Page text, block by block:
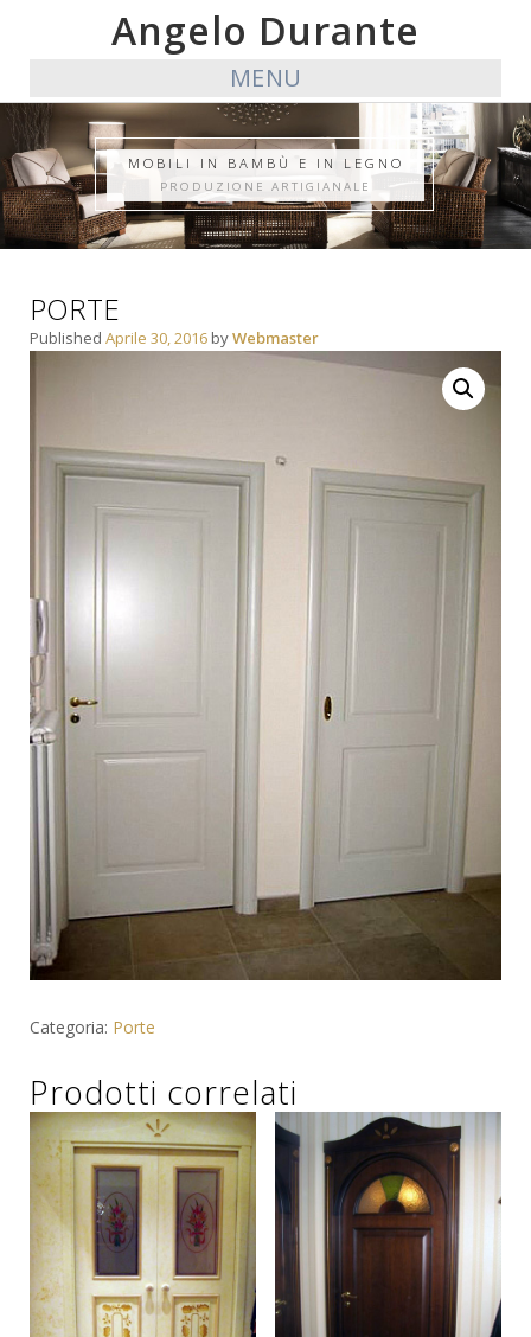
Angelo Durante
MENU
MOBILI IN BAMBÙ E IN LEGNO
PRODUZIONE ARTIGIANALE
PORTE
Published Aprile 30, 2016 byWebmaster
Categoria: Porte
Prodotti correlati